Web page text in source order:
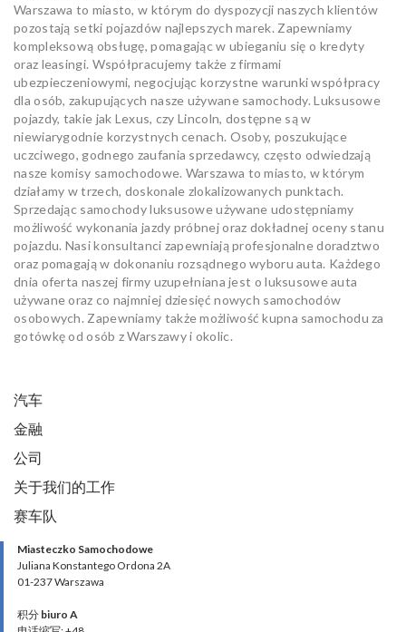
Warszawa to miasto, w którym do dyspozycji naszych klientów
pozostają setki pojazdów najlepszych marek. Zapewniamy
kompleksową obsługę, pomagając w ubieganiu się o kredyty
oraz leasingi. Współpracujemy także z firmami
ubezpieczeniowymi, negocjując korzystne warunki współpracy
dla osób, zakupujących nasze używane samochody. Luksusowe
pojazdy, takie jak Lexus, czy Lincoln, dostępne są w
niewiarygodnie korzystnych cenach. Osoby, poszukujące
uczciwego, godnego zaufania sprzedawcy, często odwiedzają
nasze komisy samochodowe. Warszawa to miasto, w którym
działamy w trzech, doskonale zlokalizowanych punktach.
Sprzedając samochody luksusowe używane udostępniamy
możliwość wykonania jazdy próbnej oraz dokładnej oceny stanu
pojazdu. Nasi konsultanci zapewniają profesjonalne doradztwo
oraz pomagają w dokonaniu rozsądnego wyboru auta. Każdego
dnia oferta naszej firmy uzupełniana jest o luksusowe auta
używane oraz co najmniej dziesięć nowych samochodów
osobowych. Zapewniamy także możliwość kupna samochodu za
gotówkę od osób z Warszawy i okolic.
汽车
金融
公司
关于我们的工作
赛车队
Miasteczko Samochodowe
Juliana Konstantego Ordona 2A
01-237 Warszawa
积分 biuro A